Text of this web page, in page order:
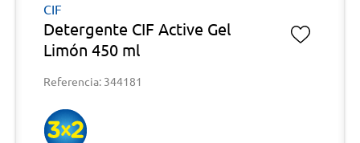
CIF
Detergente CIF Active Gel
Limón 450 ml
Referencia: 344181